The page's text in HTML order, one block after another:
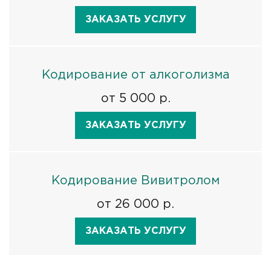
ЗАКАЗАТЬ УСЛУГУ
Кодирование от алкоголизма
от 5 000 р.
ЗАКАЗАТЬ УСЛУГУ
Кодирование Вивитролом
от 26 000 р.
ЗАКАЗАТЬ УСЛУГУ